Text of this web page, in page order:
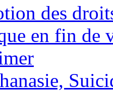
des
en fin de